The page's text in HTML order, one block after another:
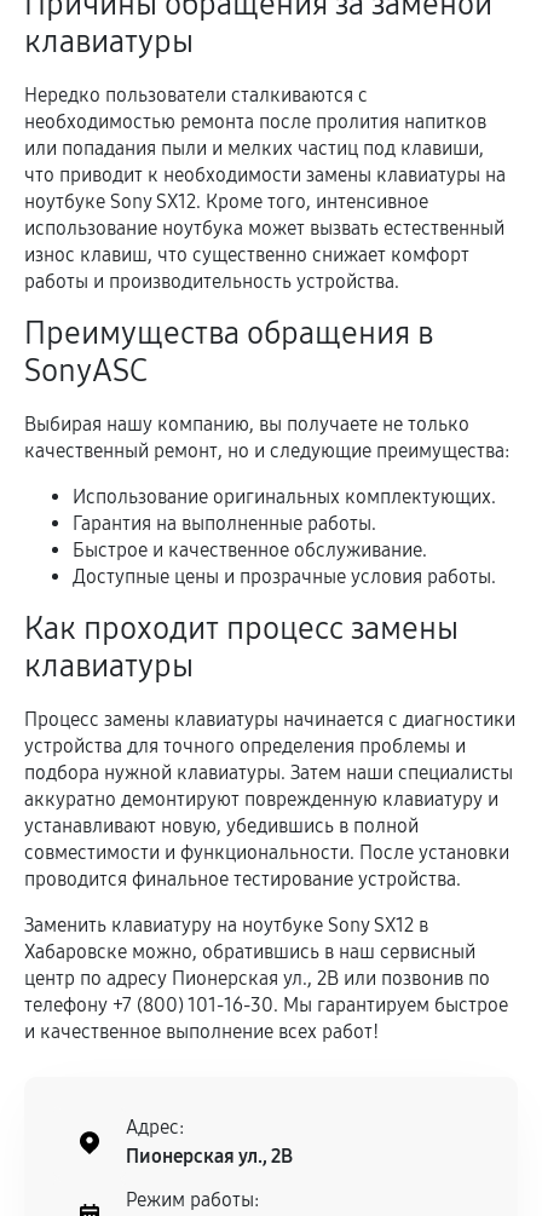
клавиатуры
Нередко пользователи сталкиваются с
необходимостью ремонта после пролития напитков
или попадания пыли и мелких частиц под клавиши,
что приводит к необходимости замены клавиатуры на
ноутбуке Sony SX12. Кроме того, интенсивное
использование ноутбука может вызвать естественный
износ клавиш, что существенно снижает комфорт
работы и производительность устройства.
Преимущества обращения в
SonyASC
Выбирая нашу компанию, вы получаете не только
качественный ремонт, но и следующие преимущества:
Использование оригинальных комплектующих.
Гарантия на выполненные работы.
Быстрое и качественное обслуживание.
Доступные цены и прозрачные условия работы.
Как проходит процесс замены
клавиатуры
Процесс замены клавиатуры начинается с диагностики
устройства для точного определения проблемы и
подбора нужной клавиатуры. Затем наши специалисты
аккуратно демонтируют поврежденную клавиатуру и
устанавливают новую, убедившись в полной
совместимости и функциональности. После установки
проводится финальное тестирование устройства.
Заменить клавиатуру на ноутбуке Sony SX12 в
Хабаровске можно, обратившись в наш сервисный
центр по адресу Пионерская ул., 2В или позвонив по
телефону +7 (800) 101-16-30. Мы гарантируем быстрое
и качественное выполнение всех работ!
Адрес:
Пионерская ул., 2В
Режим работы: